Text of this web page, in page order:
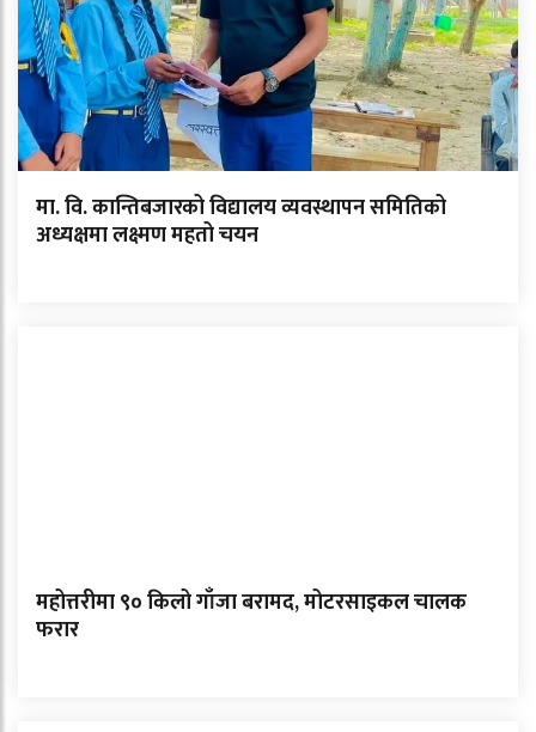
मा. वि. कान्तिबजारको विद्यालय व्यवस्थापन समितिको
अध्यक्षमा लक्ष्मण महतो चयन
महोत्तरीमा ९० किलो गाँजा बरामद, मोटरसाइकल चालक
फरार